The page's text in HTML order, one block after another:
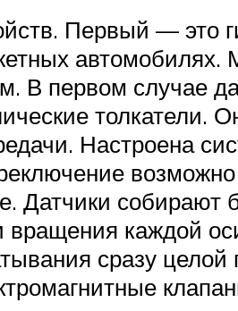
Первый — это
первом случае
Настроена
Датчики
каждой
сразу целой